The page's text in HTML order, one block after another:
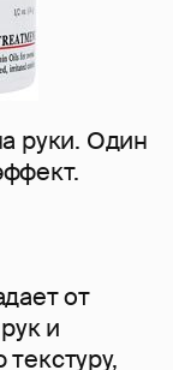
руки. Один
от
и